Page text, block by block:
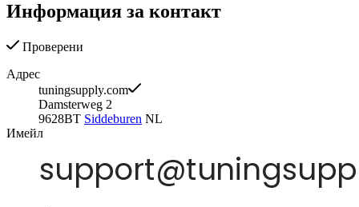
Информация за контакт
Проверени
Адрес
tuningsupply.com
Damsterweg 2
9628BT Siddeburen NL
Имейл